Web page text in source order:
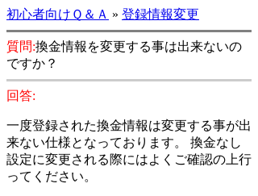
初心者向けＱ＆Ａ » 登録情報変更
質問:換金情報を変更する事は出来ないの
ですか？
回答:
一度登録された換金情報は変更する事が出
来ない仕様となっております。 換金なし
設定に変更される際にはよくご確認の上行
ってください。